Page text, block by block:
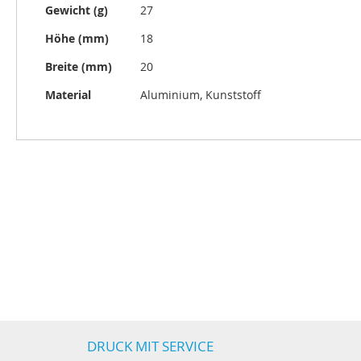
Gewicht (g)
27
Höhe (mm)
18
Breite (mm)
20
Material
Aluminium, Kunststoff
DRUCK MIT SERVICE